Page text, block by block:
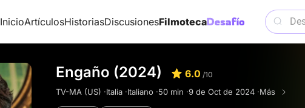
InicioArtículosHistoriasDiscusionesFilmoteca
Engaño (2024) 6.0 /10
TV-MA (US) ·Italia ·Italiano ·50 min ·9 de Oct de 2024 ·Más